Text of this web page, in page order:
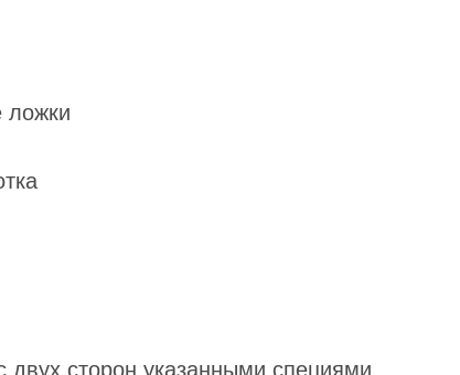
ложки
сторон указанными специями.